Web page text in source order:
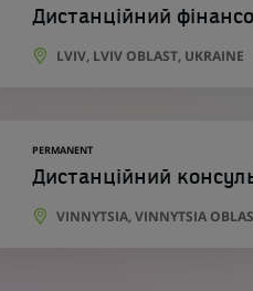
Дистанційний
LVIV, LVIV OBLAST, UKRAINE
PERMANENT
Дистанційний
VINNYTSIA, VINNYTSIA